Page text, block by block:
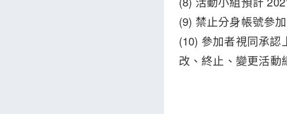
(9) 禁止分身帳號參
(10) 參加者視同承
改、終止、變更活動